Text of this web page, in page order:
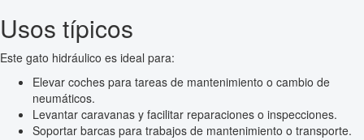
Usos típicos
Este gato hidráulico es ideal para:
Elevar coches para tareas de mantenimiento o cambio de
neumáticos.
Levantar caravanas y facilitar reparaciones o inspecciones.
Soportar barcas para trabajos de mantenimiento o transporte.